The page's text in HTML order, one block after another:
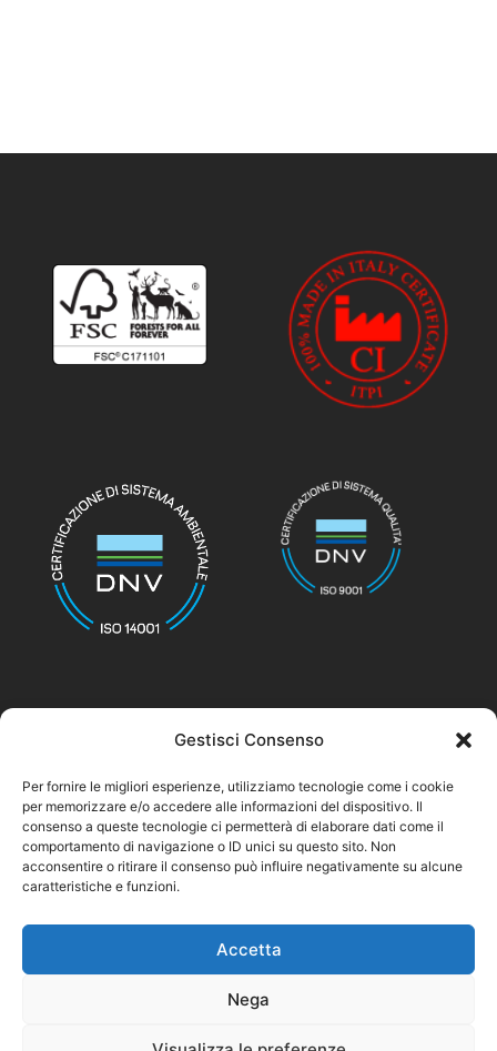
Gestisci Consenso
Per fornire le migliori esperienze, utilizziamo tecnologie come i cookie
per memorizzare e/o accedere alle informazioni del dispositivo. Il
consenso a queste tecnologie ci permetterà di elaborare dati come il
comportamento di navigazione o ID unici su questo sito. Non
acconsentire o ritirare il consenso può influire negativamente su alcune
caratteristiche e funzioni.
Accetta
Nega
Privacy Policy
Cookie Policy